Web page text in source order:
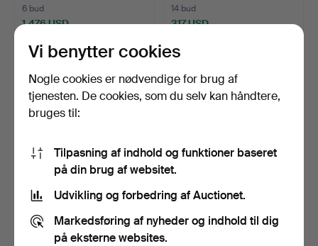
6 bud
1.476 USD
Udvalgt
genstand
14 bud
317 USD
BRITTA MARAKATT-LABBA.
"Vi", farvelitograf…
Opnåede hammerslag 10 maj
BENGT OLSON. Uden titel,
olie på lærred, s…
Opnåede hammerslag 10 maj
Vi benytter cookies
Nogle cookies er nødvendige for brug af
tjenesten. De cookies, som du selv kan håndtere,
bruges til:
Tilpasning af indhold og funktioner baseret
på din brug af websitet.
Udvikling og forbedring af Auctionet.
Markedsføring af nyheder og indhold til dig
på eksterne websites.